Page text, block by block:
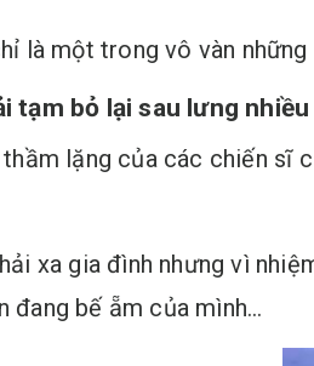
là một trong vô vàn
tạm bỏ lại sau lưng
thầm lặng của các chiến sĩ
xa gia đình nhưng vì
đang bế ẵm của mình…